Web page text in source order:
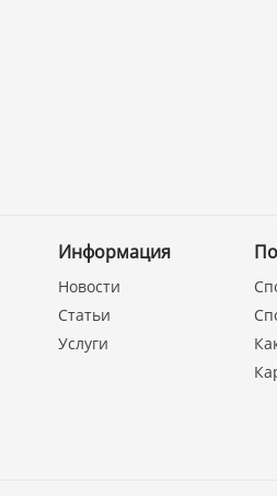
Информация
Новости
Статьи
Услуги